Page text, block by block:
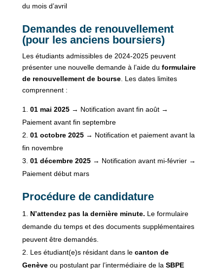
du mois d’avril
Demandes de renouvellement
(pour les anciens boursiers)
Les étudiants admissibles de 2024-2025 peuvent
présenter une nouvelle demande à l’aide du formulaire
de renouvellement de bourse. Les dates limites
comprennent :
01 mai 2025→ Notification avant fin août →
Paiement avant fin septembre
01 octobre 2025→ Notification et paiement avant la
fin novembre
01 décembre 2025→ Notification avant mi-février →
Paiement début mars
Procédure de candidature
N’attendez pas la dernière minute. Le formulaire
demande du temps et des documents supplémentaires
peuvent être demandés.
Les étudiant(e)s résidant dans le canton de
Genèveou postulant par l’intermédiaire de la SBPE